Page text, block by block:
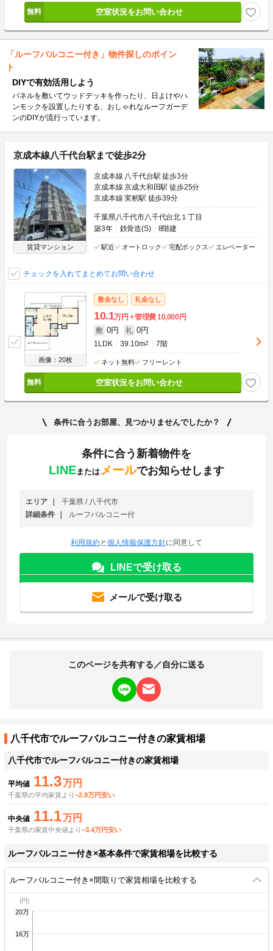
空室状況をお問い合わせ
「ルーフバルコニー付き」物件探しのポイン
ト
DIYで有効活用しよう
パネルを敷いてウッドデッキを作ったり、日よけやハ
ンモックを設置したりする、おしゃれなルーフガーデ
ンのDIYが流行っています。
京成本線八千代台駅まで徒歩2分
賃貸マンション
京成本線 八千代台駅 徒歩3分
京成本線 京成大和田駅 徒歩25分
京成本線 実籾駅 徒歩39分
千葉県八千代市八千代台北１丁目
築3年
鉄骨造(S) 8階建
駅近 オートロック 宅配ボックス エレベーター
チェックを入れてまとめてお問い合わせ
画像：20枚
敷金なし 礼金なし
10.1万円 管理費10,000円
敷 0円 礼 0円
1LDK 39.10m2 7階
ネット無料 フリーレント
空室状況をお問い合わせ
条件に合うお部屋、見つかりませんでしたか？
条件に合う新着物件を
LINEまたは メールでお知らせします
エリア
千葉県 / 八千代市
詳細条件
ルーフバルコニー付
利用規約と 個人情報保護方針に同意して
LINEで受け取る
メールで受け取る
このページを共有する／自分に送る
八千代市でルーフバルコニー付きの家賃相場
八千代市でルーフバルコニー付きの家賃相場
平均値 11.3万円
千葉県の平均家賃より −2.9万円安い
中央値 11.1万円
千葉県の家賃中央値より −3.4万円安い
ルーフバルコニー付き×基本条件で家賃相場を比較する
ルーフバルコニー付き×間取りで家賃相場を比較する
20万
16万